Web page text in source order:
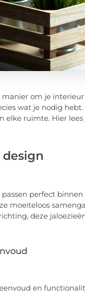
manier om je
wat je nodig
elke ruimte. Hier
perfect
moeiteloos
deze
en